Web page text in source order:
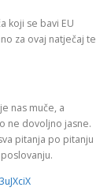
koji se bavi EU
za ovaj natječaj te
nas muče, a
ne dovoljno jasne.
pitanja po pitanju